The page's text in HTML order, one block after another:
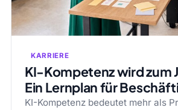
KARRIERE
KI-Kompetenz wird zum
Ein Lernplan für
KI-Kompetenz bedeutet mehr als